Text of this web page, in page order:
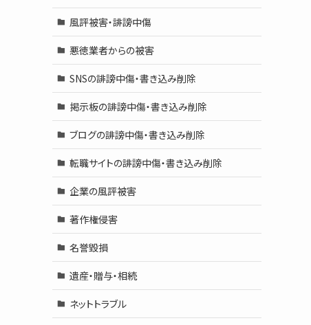
風評被害・誹謗中傷
悪徳業者からの被害
SNSの誹謗中傷・書き込み削除
掲示板の誹謗中傷・書き込み削除
ブログの誹謗中傷・書き込み削除
転職サイトの誹謗中傷・書き込み削除
企業の風評被害
著作権侵害
名誉毀損
遺産・贈与・相続
ネットトラブル